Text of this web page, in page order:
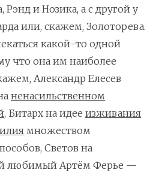
Рэнд и Нозика, а с другой у
или, скажем, Золоторева.
какой-то одной
что она им наиболее
Александр Елесев
ненасильственном
, Битарх на идее изживания
множеством
Светов на
любимый Артём Ферье —